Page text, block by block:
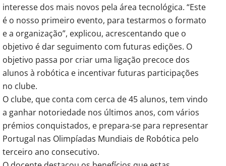
interesse dos mais novos pela área tecnológica. “Este
é o nosso primeiro evento, para testarmos o formato
e a organização”, explicou, acrescentando que o
objetivo é dar seguimento com futuras edições. O
objetivo passa por criar uma ligação precoce dos
alunos à robótica e incentivar futuras participações
no clube.
O clube, que conta com cerca de 45 alunos, tem vindo
a ganhar notoriedade nos últimos anos, com vários
prémios conquistados, e prepara-se para representar
Portugal nas Olimpíadas Mundiais de Robótica pelo
terceiro ano consecutivo.